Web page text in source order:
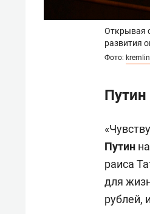
Открывая
развития
Фото:
Путин
раиса
для
рублей,